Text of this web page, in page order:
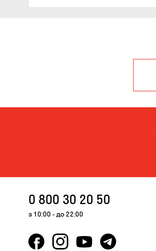
0 800 30 20 50
з 10:00 - до 22:00